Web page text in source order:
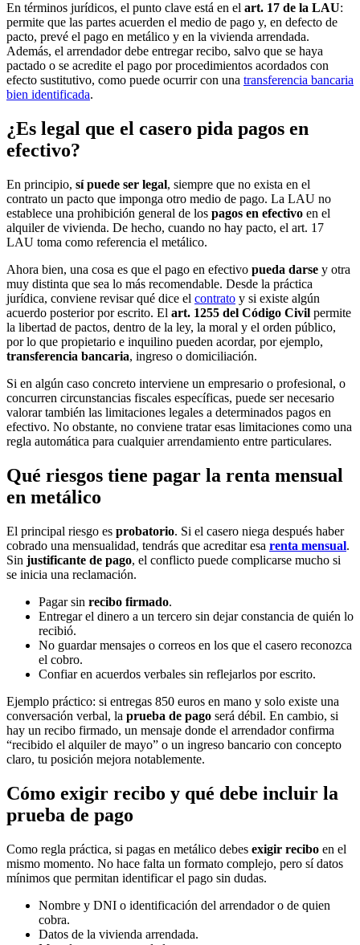
En términos jurídicos, el punto clave está en el art. 17 de la LAU:
permite que las partes acuerden el medio de pago y, en defecto de
pacto, prevé el pago en metálico y en la vivienda arrendada.
Además, el arrendador debe entregar recibo, salvo que se haya
pactado o se acredite el pago por procedimientos acordados con
efecto sustitutivo, como puede ocurrir con una transferencia bancaria
bien identificada.
¿Es legal que el casero pida pagos en
efectivo?
En principio, sí puede ser legal, siempre que no exista en el
contrato un pacto que imponga otro medio de pago. La LAU no
establece una prohibición general de los pagos en efectivo en el
alquiler de vivienda. De hecho, cuando no hay pacto, el art. 17
LAU toma como referencia el metálico.
Ahora bien, una cosa es que el pago en efectivo pueda darse y otra
muy distinta que sea lo más recomendable. Desde la práctica
jurídica, conviene revisar qué dice el contrato y si existe algún
acuerdo posterior por escrito. El art. 1255 del Código Civil permite
la libertad de pactos, dentro de la ley, la moral y el orden público,
por lo que propietario e inquilino pueden acordar, por ejemplo,
transferencia bancaria, ingreso o domiciliación.
Si en algún caso concreto interviene un empresario o profesional, o
concurren circunstancias fiscales específicas, puede ser necesario
valorar también las limitaciones legales a determinados pagos en
efectivo. No obstante, no conviene tratar esas limitaciones como una
regla automática para cualquier arrendamiento entre particulares.
Qué riesgos tiene pagar la renta mensual
en metálico
El principal riesgo es probatorio. Si el casero niega después haber
cobrado una mensualidad, tendrás que acreditar esa renta mensual.
Sin justificante de pago, el conflicto puede complicarse mucho si
se inicia una reclamación.
Pagar sin recibo firmado.
Entregar el dinero a un tercero sin dejar constancia de quién lo
recibió.
No guardar mensajes o correos en los que el casero reconozca
el cobro.
Confiar en acuerdos verbales sin reflejarlos por escrito.
Ejemplo práctico: si entregas 850 euros en mano y solo existe una
conversación verbal, la prueba de pago será débil. En cambio, si
hay un recibo firmado, un mensaje donde el arrendador confirma
“recibido el alquiler de mayo” o un ingreso bancario con concepto
claro, tu posición mejora notablemente.
Cómo exigir recibo y qué debe incluir la
prueba de pago
Como regla práctica, si pagas en metálico debes exigir recibo en el
mismo momento. No hace falta un formato complejo, pero sí datos
mínimos que permitan identificar el pago sin dudas.
Nombre y DNI o identificación del arrendador o de quien
cobra.
Datos de la vivienda arrendada.